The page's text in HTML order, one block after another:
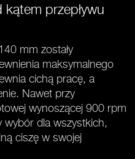
przepływu
mm zostały
maksymalnego
cichą pracę, a
Nawet przy
wynoszącej 900 rpm
wybór dla wszystkich,
ciszę w swojej